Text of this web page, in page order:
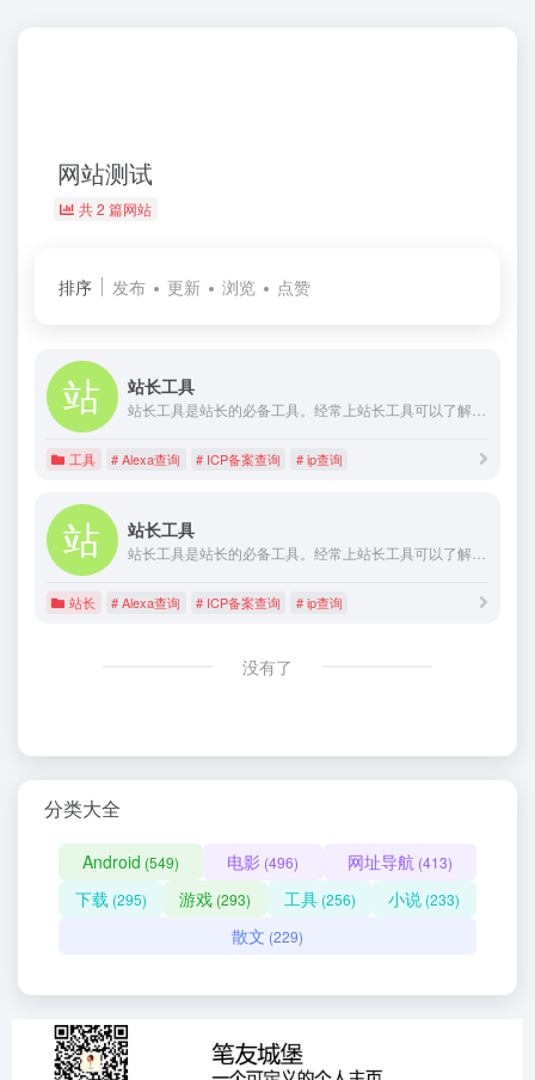
网站测试
共 2 篇网站
排序 发布 更新 浏览 点赞
站长工具
工具 # Alexa查询 # ICP备案查询 # ip查询
站长工具
站长 # Alexa查询 # ICP备案查询 # ip查询
没有了
分类大全
Android (549) 电影 (496) 网址导航 (413)
下载 (295) 游戏 (293) 工具(256) 小说 (233)
散文 (229)